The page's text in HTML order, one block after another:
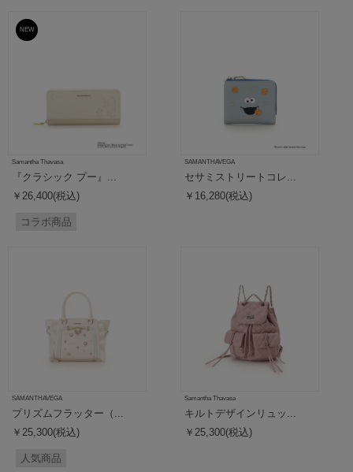
予約
NEW
Samantha Thavasa
『クラシック プー』...
￥26,400(税込)
コラボ商品
SAMANTHAVEGA
セサミストリートコレ...
￥16,280(税込)
SAMANTHAVEGA
プリズムフラッター（...
￥25,300(税込)
人気商品
Samantha Thavasa
キルトデザインリュッ...
￥25,300(税込)